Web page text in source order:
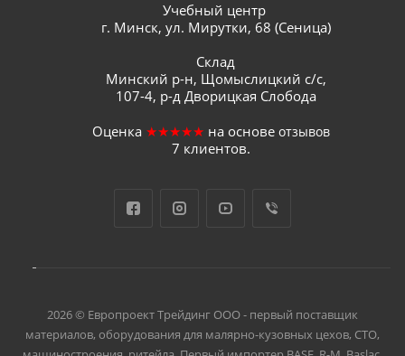
Учебный центр
г. Минск, ул. Мирутки, 68 (Сеница)
Склад
Минский р-н, Щомыслицкий с/с,
107-4, р-д Дворицкая Слобода
Оценка ★★★★★ на основе отзывов
7 клиентов.
2026 © Европроект Tрейдинг ООО - первый поставщик
материалов, оборудования для малярно-кузовных цехов, СТО,